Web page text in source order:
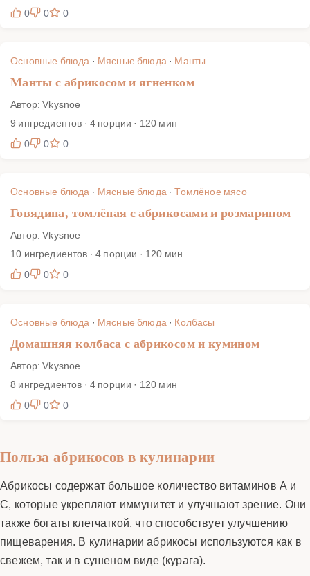
0
0 0
Основные блюда · Мясные блюда· Манты
Манты с абрикосом и ягненком
Автор: Vkysnoe
9 ингредиентов · 4 порции · 120 мин
0
0 0
Основные блюда · Мясные блюда·Томлёное мясо
Говядина, томлёная с абрикосами и розмарином
Автор: Vkysnoe
10 ингредиентов · 4 порции · 120 мин
0
0 0
Основные блюда · Мясные блюда· Колбасы
Домашняя колбаса с абрикосом и кумином
Автор: Vkysnoe
8 ингредиентов · 4 порции · 120 мин
0
0 0
Польза абрикосов в кулинарии
Абрикосы содержат большое количество витаминов А и
С, которые укрепляют иммунитет и улучшают зрение. Они
также богаты клетчаткой, что способствует улучшению
пищеварения. В кулинарии абрикосы используются как в
свежем, так и в сушеном виде (курага).